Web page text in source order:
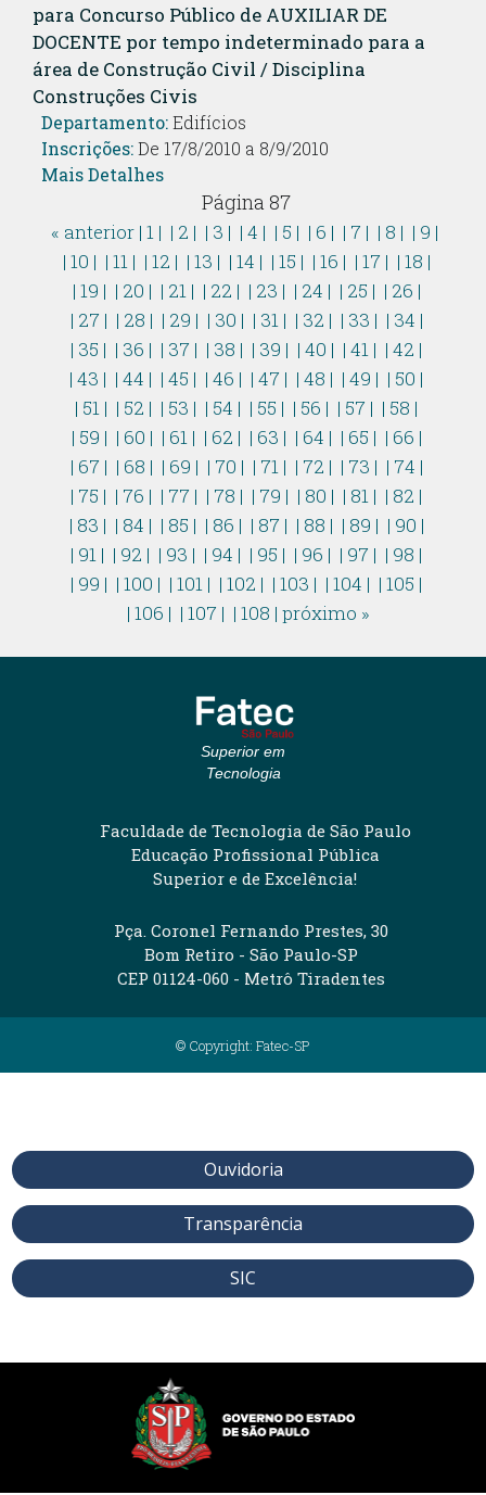
para Concurso Público de AUXILIAR DE
DOCENTE por tempo indeterminado para a
área de Construção Civil / Disciplina
Construções Civis
Departamento:Edifícios
Inscrições:De 17/8/2010 a 8/9/2010
Mais Detalhes
Página 87
« anterior| 1 | | 2 | | 3 | | 4 | | 5 | | 6 | | 7 | | 8 | | 9 |
| 10 | | 11 | | 12 | | 13 | | 14 | | 15 | | 16 | | 17 | | 18 |
| 19 | | 20 | | 21 | | 22 | | 23 | | 24 | | 25 | | 26 |
| 27 | | 28 | | 29 | | 30 | | 31 | | 32 | | 33 | | 34 |
| 35 | | 36 | | 37 | | 38 | | 39 | | 40 | | 41 | | 42 |
| 43 | | 44 | | 45 | | 46 | | 47 | | 48 | | 49 | | 50 |
| 51 | | 52 | | 53 | | 54 | | 55 | | 56 | | 57 | | 58 |
| 59 | | 60 | | 61 | | 62 | | 63 | | 64 | | 65 | | 66 |
| 67 | | 68 | | 69 | | 70 | | 71 | | 72 | | 73 | | 74 |
| 75 | | 76 | | 77 | | 78 | | 79 | | 80 | | 81 | | 82 |
| 83 | | 84 | | 85 | | 86 | | 87 | | 88 | | 89 | | 90 |
| 91 | | 92 | | 93 | | 94 | | 95 | | 96 | | 97 | | 98 |
| 99 | | 100 | | 101 | | 102 | | 103 | | 104 | | 105 |
| 106 | | 107 | | 108 |próximo »
Superior em
Tecnologia
Faculdade de Tecnologia de São Paulo
Educação Profissional Pública
Superior e de Excelência!
Pça. Coronel Fernando Prestes, 30
Bom Retiro - São Paulo-SP
CEP 01124-060 - Metrô Tiradentes
© Copyright: Fatec-SP
Ouvidoria
Transparência
SIC